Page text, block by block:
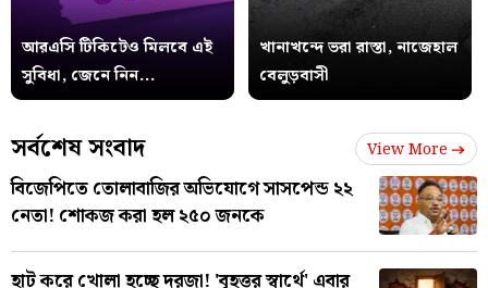
আরএসি টিকিটেও মিলবে এই
সুবিধা, জেনে নিন...
খানাখন্দে ভরা রাস্তা, নাজেহাল
বেলুড়বাসী
সর্বশেষ সংবাদ View More
বিজেপিতে তোলাবাজির অভিযোগে সাসপেন্ড ২২
নেতা! শোকজ করা হল ২৫০ জনকে
হাট করে খোলা হচ্ছে দরজা! 'বৃহত্তর স্বার্থে' এবার